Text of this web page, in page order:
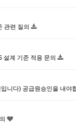
관련 질의
설계 기준 적용 문의
니다) 공급원승인을 내야